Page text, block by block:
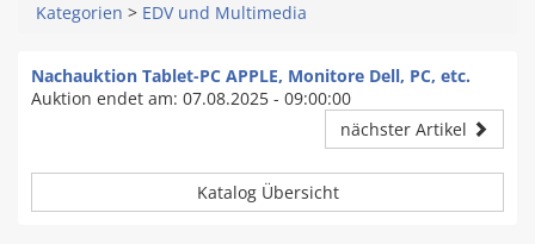
Kategorien > EDV und Multimedia
Nachauktion Tablet-PC APPLE, Monitore Dell, PC, etc.
Auktion endet am: 07.08.2025 - 09:00:00
nächster Artikel
Katalog Übersicht